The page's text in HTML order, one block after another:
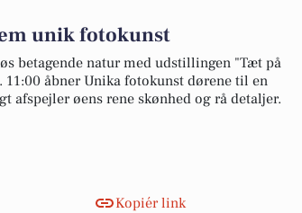
unik fotokunst
betagende natur med udstillingen "Tæt på
åbner Unika fotokunst dørene til en
afspejler øens rene skønhed og rå detaljer.
Kopiér link